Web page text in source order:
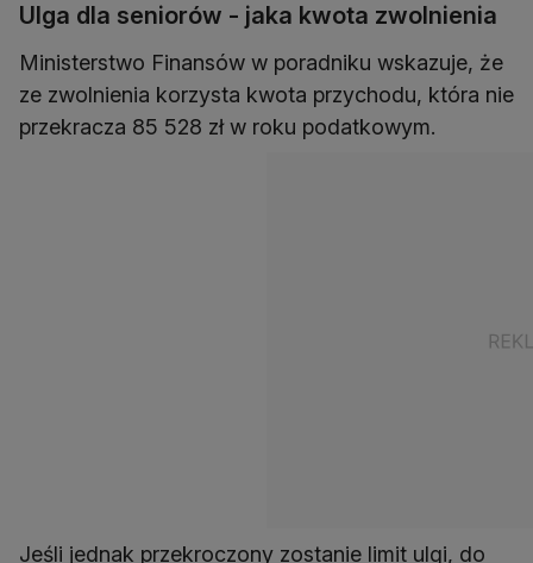
Ulga dla seniorów - jaka kwota zwolnienia
Ministerstwo Finansów w poradniku wskazuje, że
ze zwolnienia korzysta kwota przychodu, która nie
przekracza 85 528 zł w roku podatkowym.
Jeśli jednak przekroczony zostanie limit ulgi, do